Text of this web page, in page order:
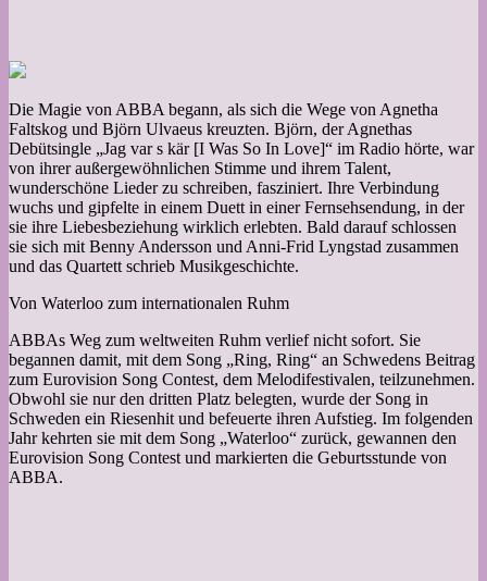
Die Magie von ABBA begann, als sich die Wege von Agnetha
Faltskog und Björn Ulvaeus kreuzten. Björn, der Agnethas
Debütsingle „Jag var s kär [I Was So In Love]“ im Radio hörte, war
von ihrer außergewöhnlichen Stimme und ihrem Talent,
wunderschöne Lieder zu schreiben, fasziniert. Ihre Verbindung
wuchs und gipfelte in einem Duett in einer Fernsehsendung, in der
sie ihre Liebesbeziehung wirklich erlebten. Bald darauf schlossen
sie sich mit Benny Andersson und Anni-Frid Lyngstad zusammen
und das Quartett schrieb Musikgeschichte.
Von Waterloo zum internationalen Ruhm
ABBAs Weg zum weltweiten Ruhm verlief nicht sofort. Sie
begannen damit, mit dem Song „Ring, Ring“ an Schwedens Beitrag
zum Eurovision Song Contest, dem Melodifestivalen, teilzunehmen.
Obwohl sie nur den dritten Platz belegten, wurde der Song in
Schweden ein Riesenhit und befeuerte ihren Aufstieg. Im folgenden
Jahr kehrten sie mit dem Song „Waterloo“ zurück, gewannen den
Eurovision Song Contest und markierten die Geburtsstunde von
ABBA.